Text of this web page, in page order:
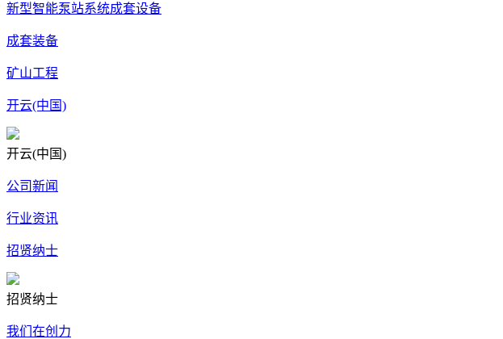
新型智能泵站系统成套设备
成套装备
矿山工程
开云(中国)
开云(中国)
公司新闻
行业资讯
招贤纳士
招贤纳士
我们在创力